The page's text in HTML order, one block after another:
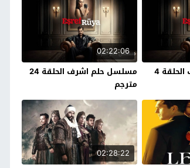
مسلسل حلم اشرف الحلقة 4
02:22:06
مسلسل حلم اشرف الحلقة 24
مترجم
02:28:22